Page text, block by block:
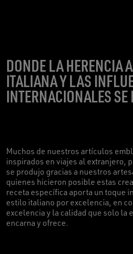
DONDE LA HERENCIA
ITALIANA Y LAS
INTERNACIONALES
Muchos de nuestros artículos
inspirados en viajes al extranjero,
se produjo gracias a nuestros
quienes hicieron posible estas
receta específica aporta un toque
estilo italiano por excelencia, en
excelencia y la calidad que solo la
encarna y ofrece.